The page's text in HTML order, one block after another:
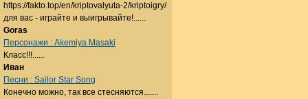
https://fakto.top/en/kriptovalyuta-2/kriptoigry/
для вас - играйте и выигрывайте!......
Goras
Персонажи : Akemiya Masaki
Класс!!!......
Иван
Песни : Sailor Star Song
Конечно можно, так все стесняются.......